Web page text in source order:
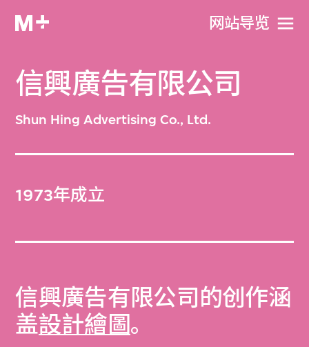
网站导览
信興廣告有限公司
Shun Hing Advertising Co., Ltd.
1973年成立
信興廣告有限公司的创作涵
盖設計繪圖。